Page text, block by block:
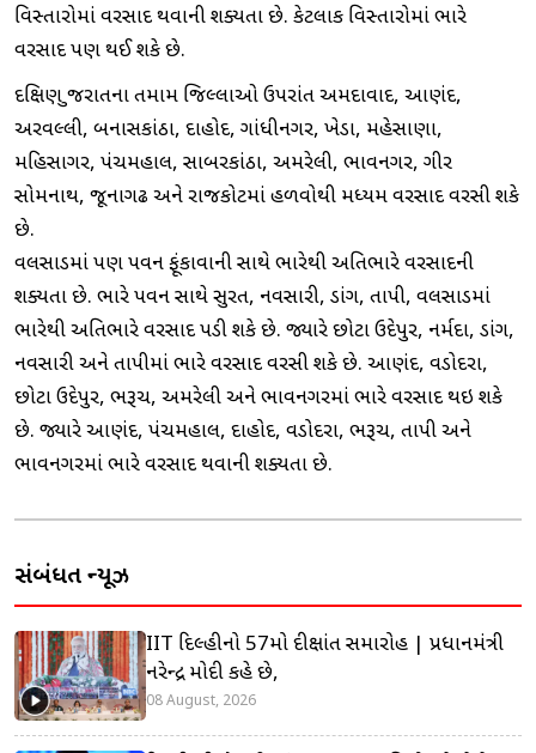
વિસ્તારોમાં વરસાદ થવાની શક્યતા છે. કેટલાક વિસ્તારોમાં ભારે
વરસાદ પણ થઈ શકે છે.
દક્ષિણ ગુજરાતના તમામ જિલ્લાઓ ઉપરાંત અમદાવાદ, આણંદ,
અરવલ્લી, બનાસકાંઠા, દાહોદ, ગાંધીનગર, ખેડા, મહેસાણા,
મહિસાગર, પંચમહાલ, સાબરકાંઠા, અમરેલી, ભાવનગર, ગીર
સોમનાથ, જૂનાગઢ અને રાજકોટમાં હળવોથી મધ્યમ વરસાદ વરસી શકે
છે.
વલસાડમાં પણ પવન ફૂંકાવાની સાથે ભારેથી અતિભારે વરસાદની
શક્યતા છે. ભારે પવન સાથે સુરત, નવસારી, ડાંગ, તાપી, વલસાડમાં
ભારેથી અતિભારે વરસાદ પડી શકે છે. જ્યારે છોટા ઉદેપુર, નર્મદા, ડાંગ,
નવસારી અને તાપીમાં ભારે વરસાદ વરસી શકે છે. આણંદ, વડોદરા,
છોટા ઉદેપુર, ભરૂચ, અમરેલી અને ભાવનગરમાં ભારે વરસાદ થઇ શકે
છે. જ્યારે આણંદ, પંચમહાલ, દાહોદ, વડોદરા, ભરૂચ, તાપી અને
ભાવનગરમાં ભારે વરસાદ થવાની શક્યતા છે.
સંબંધિત ન્યૂઝ
IIT દિલ્હીનો 57મો દીક્ષાંત સમારોહ | પ્રધાનમંત્રી
નરેન્દ્ર મોદી કહે છે,
08 August, 2026